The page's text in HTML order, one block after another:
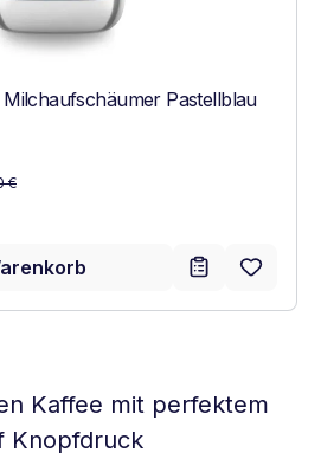
Pastellblau
€
Kaffee mit perfektem
Knopfdruck